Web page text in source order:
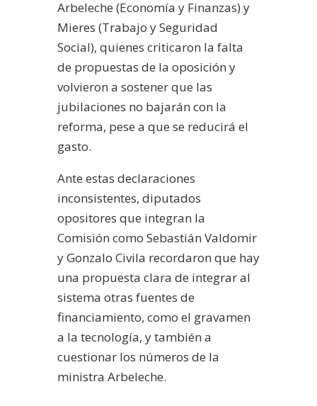
Arbeleche (Economía y Finanzas) y
Mieres (Trabajo y Seguridad
Social), quienes criticaron la falta
de propuestas de la oposición y
volvieron a sostener que las
jubilaciones no bajarán con la
reforma, pese a que se reducirá el
gasto.
Ante estas declaraciones
inconsistentes, diputados
opositores que integran la
Comisión como Sebastián Valdomir
y Gonzalo Civila recordaron que hay
una propuesta clara de integrar al
sistema otras fuentes de
financiamiento, como el gravamen
a la tecnología, y también a
cuestionar los números de la
ministra Arbeleche.